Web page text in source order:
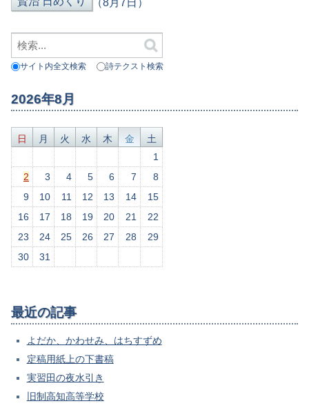
サイト内全文検索 詩テクスト検索
2026年8月
日 月 火 水 木 金
土
1
2
3 4 5 6 7
8
9
10 11 12 13 14
15
16
17 18 19 20 21
22
23
24 25 26 27 28
29
30
31
最近の記事
よだか、かわせみ、はちすずめ
定稿用紙上の下書稿
実習田の夜水引き
旧制高知高等学校